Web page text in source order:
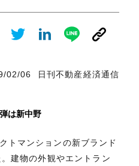
02/06 日刊不動産経済通信
は新中野
トマンションの新ブランド
建物の外観やエントラン